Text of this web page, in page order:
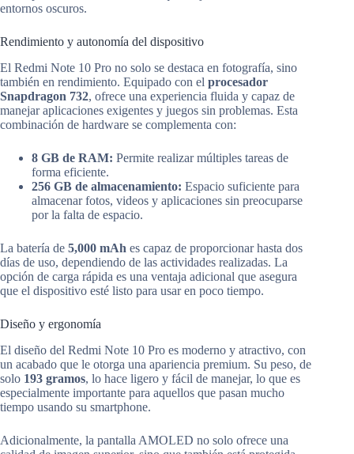
entornos oscuros.
Rendimiento y autonomía del dispositivo
El Redmi Note 10 Pro no solo se destaca en fotografía, sino
también en rendimiento. Equipado con el procesador
Snapdragon 732, ofrece una experiencia fluida y capaz de
manejar aplicaciones exigentes y juegos sin problemas. Esta
combinación de hardware se complementa con:
8 GB de RAM: Permite realizar múltiples tareas de
forma eficiente.
256 GB de almacenamiento: Espacio suficiente para
almacenar fotos, videos y aplicaciones sin preocuparse
por la falta de espacio.
La batería de 5,000 mAh es capaz de proporcionar hasta dos
días de uso, dependiendo de las actividades realizadas. La
opción de carga rápida es una ventaja adicional que asegura
que el dispositivo esté listo para usar en poco tiempo.
Diseño y ergonomía
El diseño del Redmi Note 10 Pro es moderno y atractivo, con
un acabado que le otorga una apariencia premium. Su peso, de
solo 193 gramos, lo hace ligero y fácil de manejar, lo que es
especialmente importante para aquellos que pasan mucho
tiempo usando su smartphone.
Adicionalmente, la pantalla AMOLED no solo ofrece una